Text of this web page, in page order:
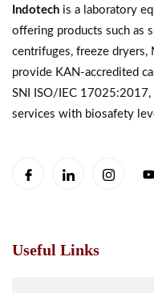
Indotech is a laboratory
offering products such as
centrifuges, freeze dryers,
provide KAN-accredited
SNI ISO/IEC
services with biosafety
Useful Links